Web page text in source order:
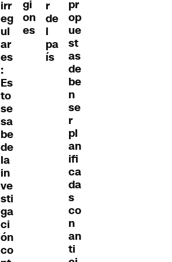
irr
eg
ul
ar
es
:
Es
to
se
sa
be
de
la
in
ve
sti
ga
ci
ón
co
gi
on
es
r
de
l
pa
ís
pr
op
ue
st
as
de
be
n
se
r
pl
an
ifi
ca
da
s
co
n
an
ti